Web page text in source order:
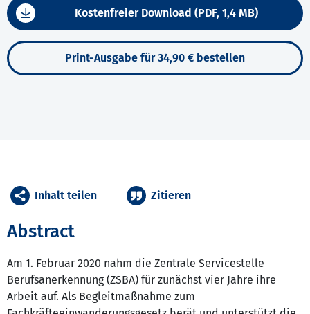
Kostenfreier Download (PDF, 1,4 MB)
Print-Ausgabe für 34,90 € bestellen
Abstract
Am 1. Februar 2020 nahm die Zentrale Servicestelle
Berufsanerkennung (ZSBA) für zunächst vier Jahre ihre
Arbeit auf. Als Begleitmaßnahme zum
Inhalt teilen Zitieren